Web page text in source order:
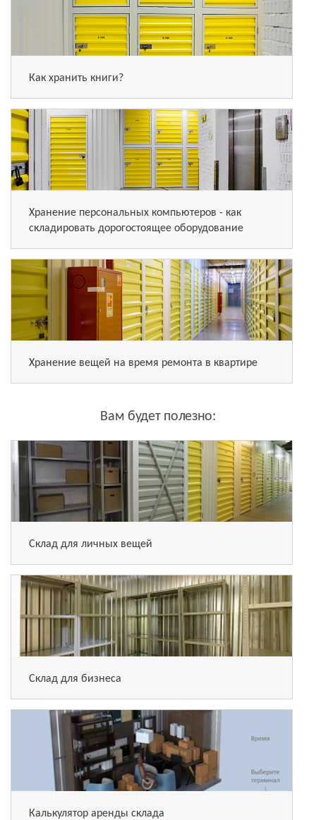
Как хранить книги?
Хранение персональных компьютеров - как
складировать дорогостоящее оборудование
Хранение вещей на время ремонта в квартире
Вам будет полезно:
Склад для личных вещей
Склад для бизнеса
Калькулятор аренды склада